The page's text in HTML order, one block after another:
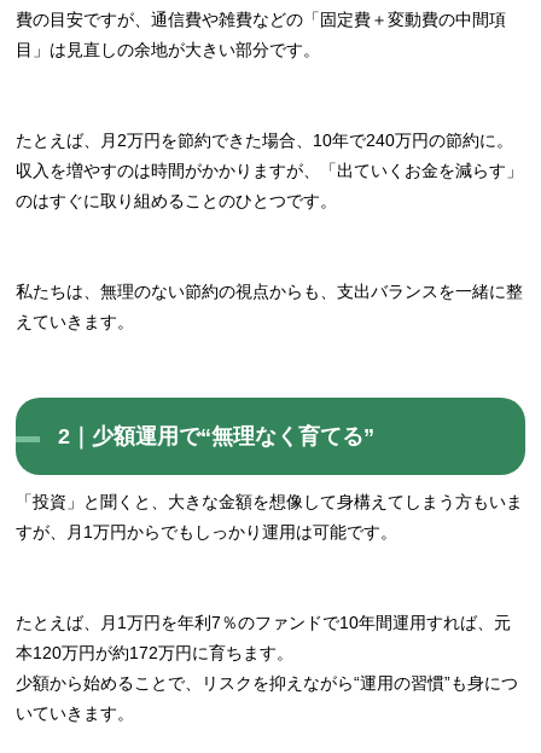
費の目安ですが、通信費や雑費などの「固定費＋変動費の中間項
目」は見直しの余地が大きい部分です。
たとえば、月2万円を節約できた場合、10年で240万円の節約に。
収入を増やすのは時間がかかりますが、「出ていくお金を減らす」
のはすぐに取り組めることのひとつです。
私たちは、無理のない節約の視点からも、支出バランスを一緒に整
えていきます。
2｜少額運用で“無理なく育てる”
「投資」と聞くと、大きな金額を想像して身構えてしまう方もいま
すが、月1万円からでもしっかり運用は可能です。
たとえば、月1万円を年利7％のファンドで10年間運用すれば、元
本120万円が約172万円に育ちます。
少額から始めることで、リスクを抑えながら“運用の習慣”も身につ
いていきます。